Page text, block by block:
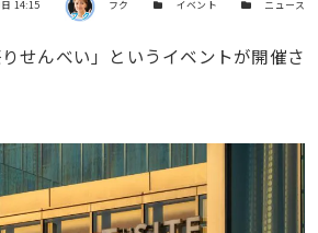
14:15 フク カテゴリー
イベント カテゴリー
ニュース
せんべい」というイベントが開催さ